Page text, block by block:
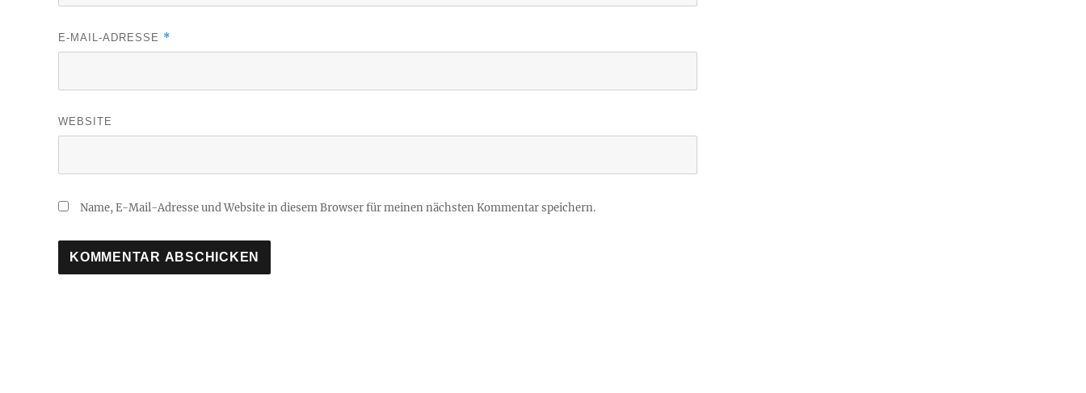
E-MAIL-ADRESSE *
WEBSITE
Name, E-Mail-Adresse und Website in diesem Browser für meinen nächsten Kommentar speichern.